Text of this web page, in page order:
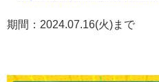
期間：2024.07.16(火)まで